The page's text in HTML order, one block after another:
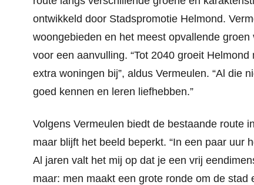
ontwikkeld door Stadspromotie Helmond.
woongebieden en het meest opvallende
voor een aanvulling. “Tot 2040 groeit
extra woningen bij”, aldus Vermeulen. “Al die
goed kennen en leren liefhebben.”
Volgens Vermeulen biedt de bestaande route
maar blijft het beeld beperkt. “In een paar uur
Al jaren valt het mij op dat je een vrij
maar: men maakt een grote ronde om de